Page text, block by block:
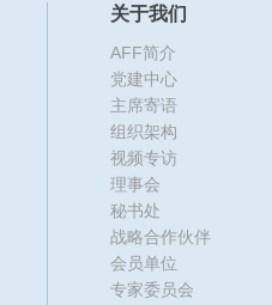
关于我们
AFF简介
党建中心
主席寄语
组织架构
视频专访
理事会
秘书处
战略合作伙伴
会员单位
专家委员会